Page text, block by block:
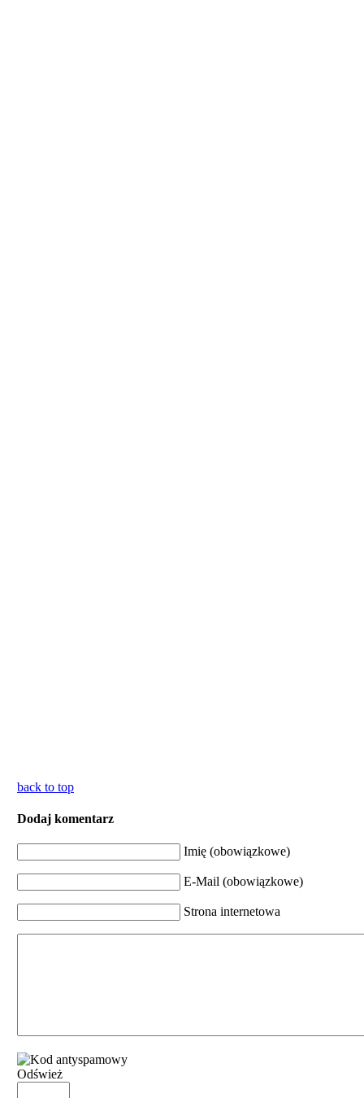
back to top
Dodaj komentarz
Imię (obowiązkowe)
E-Mail (obowiązkowe)
Strona internetowa
Odśwież